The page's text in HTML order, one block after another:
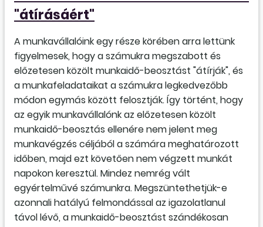
"átírásáért"
A munkavállalóink egy része körében arra lettünk
figyelmesek, hogy a számukra megszabott és
előzetesen közölt munkaidő-beosztást "átírják", és
a munkafeladataikat a számukra legkedvezőbb
módon egymás között felosztják. Így történt, hogy
az egyik munkavállalónk az előzetesen közölt
munkaidő-beosztás ellenére nem jelent meg
munkavégzés céljából a számára meghatározott
időben, majd ezt követően nem végzett munkát
napokon keresztül. Mindez nemrég vált
egyértelművé számunkra. Megszüntethetjük-e
azonnali hatályú felmondással az igazolatlanul
távol lévő, a munkaidő-beosztást szándékosan